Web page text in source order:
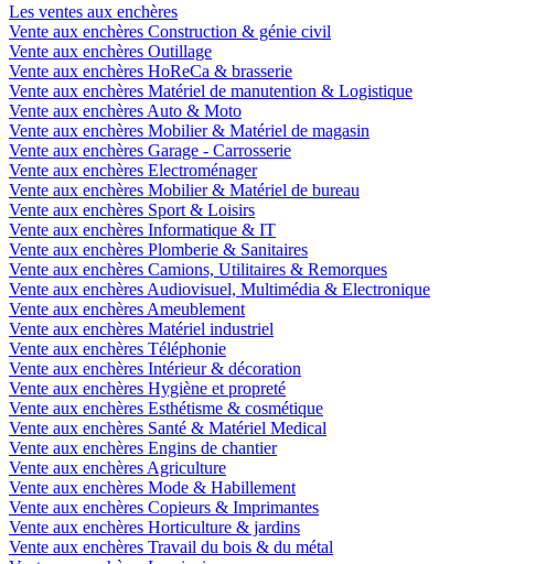
Les ventes aux enchères
Vente aux enchères Construction & génie civil
Vente aux enchères Outillage
Vente aux enchères HoReCa & brasserie
Vente aux enchères Matériel de manutention & Logistique
Vente aux enchères Auto & Moto
Vente aux enchères Mobilier & Matériel de magasin
Vente aux enchères Garage - Carrosserie
Vente aux enchères Electroménager
Vente aux enchères Mobilier & Matériel de bureau
Vente aux enchères Sport & Loisirs
Vente aux enchères Informatique & IT
Vente aux enchères Plomberie & Sanitaires
Vente aux enchères Camions, Utilitaires & Remorques
Vente aux enchères Audiovisuel, Multimédia & Electronique
Vente aux enchères Ameublement
Vente aux enchères Matériel industriel
Vente aux enchères Téléphonie
Vente aux enchères Intérieur & décoration
Vente aux enchères Hygiène et propreté
Vente aux enchères Esthétisme & cosmétique
Vente aux enchères Santé & Matériel Medical
Vente aux enchères Engins de chantier
Vente aux enchères Agriculture
Vente aux enchères Mode & Habillement
Vente aux enchères Copieurs & Imprimantes
Vente aux enchères Horticulture & jardins
Vente aux enchères Travail du bois & du métal